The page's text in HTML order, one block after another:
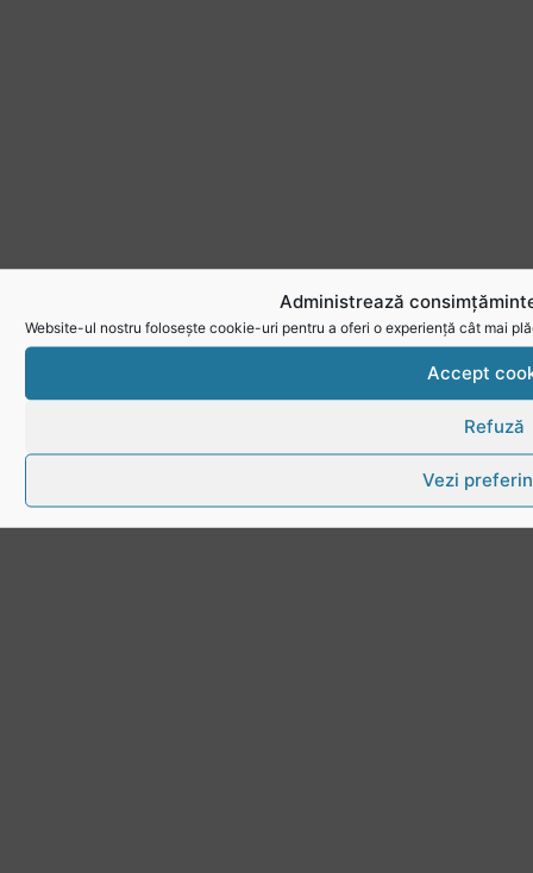
Administrează
Website-ul nostru folosește cookie-uri pentru a oferi o experiență cât mai
Accept
Refuză
Vezi